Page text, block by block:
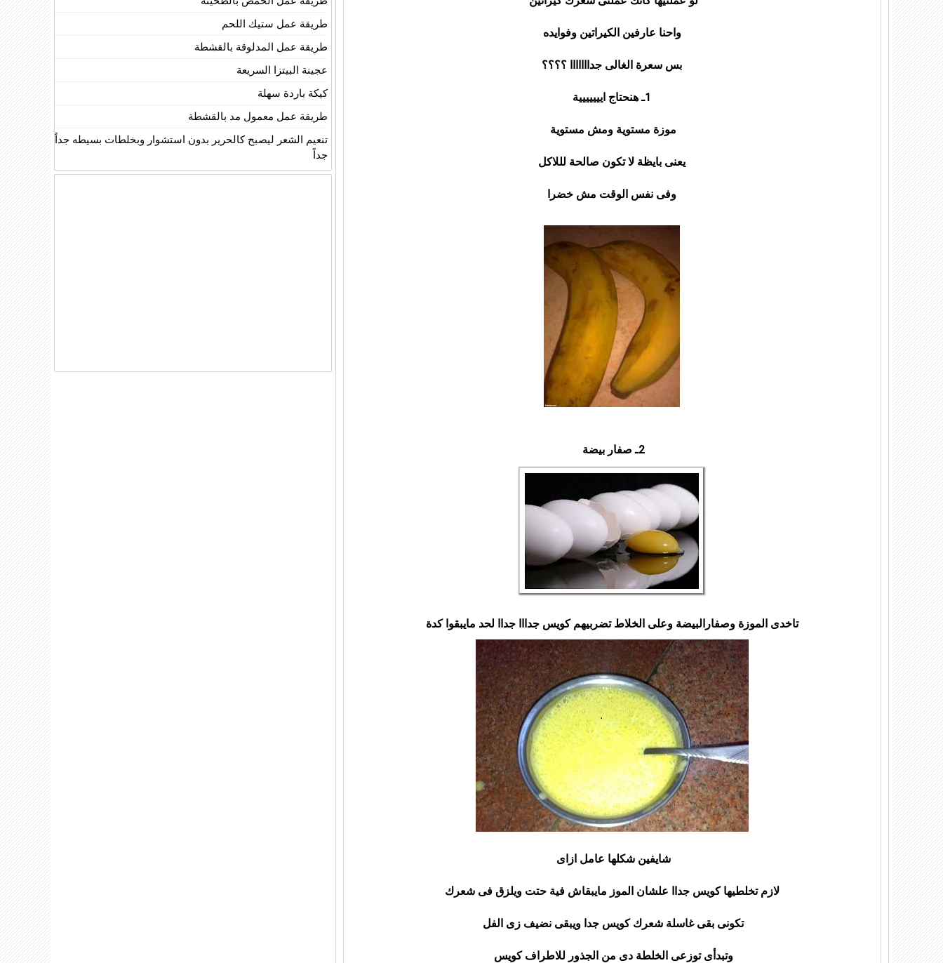
واحنا عارفين الكيراتين وفوايده
بس سعرة الغالى جدااااااا ؟؟؟؟
1ـ هنحتاج اييييييية
موزة مستوية ومش مستوية
يعنى بايظة لا تكون صالحة لللاكل
وفى نفس الوقت مش خضرا
2ـ صفار بيضة
تاخدى الموزة وصفارالبيضة وعلى الخلاط تضربيهم كويس جدااا جداا لحد مايبقوا كدة
شايفين شكلها عامل ازاى
لازم تخلطيها كويس جداا علشان الموز مايبقاش فية حتت ويلزق فى شعرك
تكونى بقى غاسلة شعرك كويس جدا ويبقى نضيف زى الفل
وتبدأى توزعى الخلطة دى من الجذور للاطراف كويس
طريقة عمل ستيك اللحم
طريقة عمل المدلوقة بالقشطة
عجينة البيتزا السريعة
كيكة باردة سهلة
طريقة عمل معمول مد بالقشطة
تنعيم الشعر ليصبح كالحرير بدون استشوار وبخلطات بسيطه جداً
جداً